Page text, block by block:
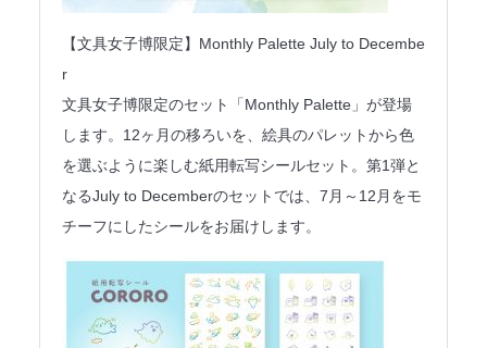
【文具女子博限定】Monthly Palette July to Decembe
r
文具女子博限定のセット「Monthly Palette」が登場
します。12ヶ月の移ろいを、絵具のパレットから色
を選ぶように楽しむ紙用転写シールセット。第1弾と
なるJuly to Decemberのセットでは、7月～12月をモ
チーフにしたシールをお届けします。